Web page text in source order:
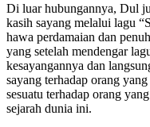
Di luar hubungannya, Dul
kasih sayang melalui lagu
hawa perdamaian dan
yang setelah mendengar
kesayangannya dan
sayang terhadap orang
sesuatu terhadap orang
sejarah dunia ini.